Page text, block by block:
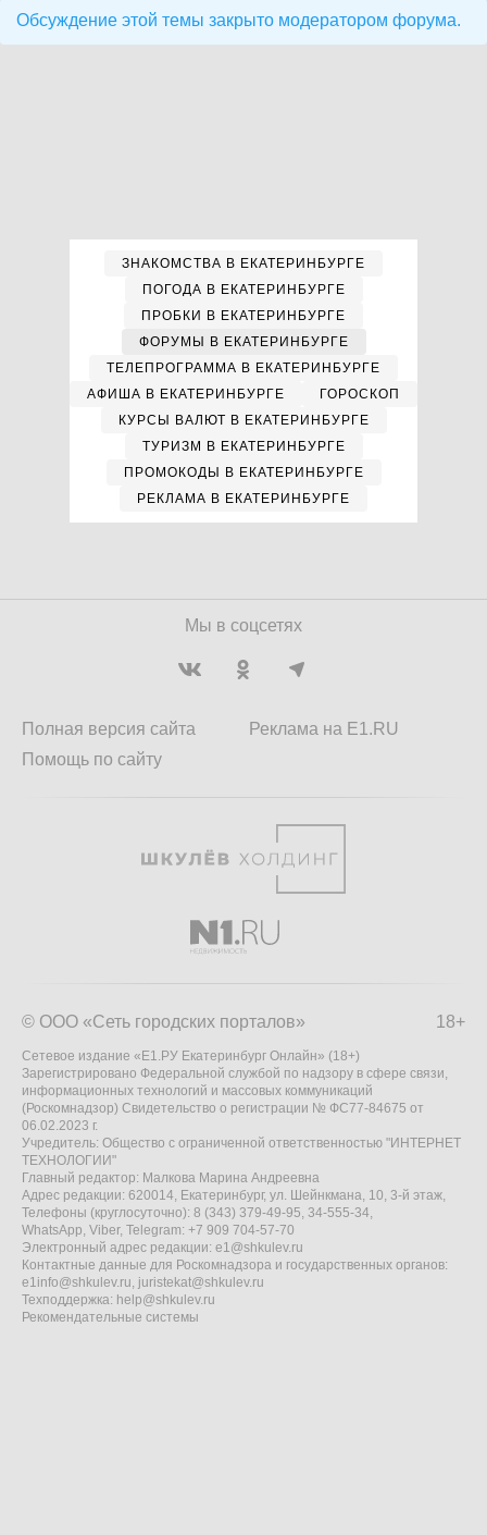
Обсуждение этой темы закрыто модератором форума.
ЗНАКОМСТВА В ЕКАТЕРИНБУРГЕ
ПОГОДА В ЕКАТЕРИНБУРГЕ
ПРОБКИ В ЕКАТЕРИНБУРГЕ
ФОРУМЫ В ЕКАТЕРИНБУРГЕ
ТЕЛЕПРОГРАММА В ЕКАТЕРИНБУРГЕ
АФИША В ЕКАТЕРИНБУРГЕ
ГОРОСКОП
КУРСЫ ВАЛЮТ В ЕКАТЕРИНБУРГЕ
ТУРИЗМ В ЕКАТЕРИНБУРГЕ
ПРОМОКОДЫ В ЕКАТЕРИНБУРГЕ
РЕКЛАМА В ЕКАТЕРИНБУРГЕ
Мы в соцсетях
Полная версия сайта
Помощь по сайту
Реклама на E1.RU
18+
© ООО «Сеть городских порталов»
Сетевое издание «Е1.РУ Екатеринбург Онлайн» (18+)
Зарегистрировано Федеральной службой по надзору в сфере связи,
информационных технологий и массовых коммуникаций
(Роскомнадзор) Свидетельство о регистрации № ФС77-84675 от
06.02.2023 г.
Учредитель: Общество с ограниченной ответственностью "ИНТЕРНЕТ
ТЕХНОЛОГИИ"
Главный редактор: Малкова Марина Андреевна
Адрес редакции: 620014, Екатеринбург, ул. Шейнкмана, 10, 3-й этаж,
Телефоны (круглосуточно): 8 (343) 379-49-95, 34-555-34,
WhatsApp, Viber, Telegram: +7 909 704-57-70
Электронный адрес редакции: e1@shkulev.ru
Контактные данные для Роскомнадзора и государственных органов:
e1info@shkulev.ru, juristekat@shkulev.ru
Техподдержка: help@shkulev.ru
Рекомендательные системы